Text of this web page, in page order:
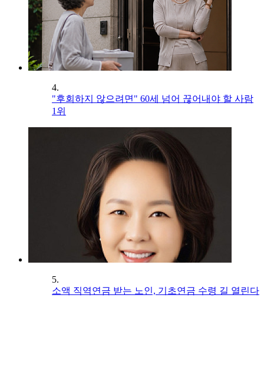
4.
"후회하지 않으려면" 60세 넘어 끊어내야 할 사람
1위
5.
소액 직역연금 받는 노인, 기초연금 수령 길 열린다